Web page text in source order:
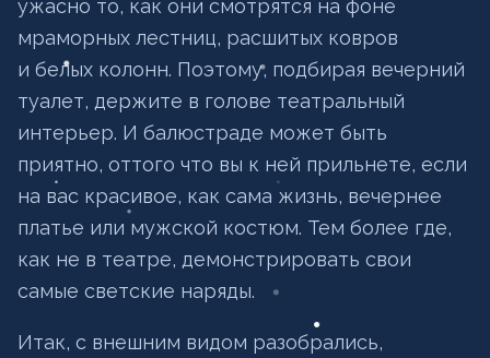
ужасно то, как они смотрятся на фоне
мраморных лестниц, расшитых ковров
и белых колонн. Поэтому, подбирая вечерний
туалет, держите в голове театральный
интерьер. И балюстраде может быть
приятно, оттого что вы к ней прильнете, если
на вас красивое, как сама жизнь, вечернее
платье или мужской костюм. Тем более где,
как не в театре, демонстрировать свои
самые светские наряды.
Итак, с внешним видом разобрались,